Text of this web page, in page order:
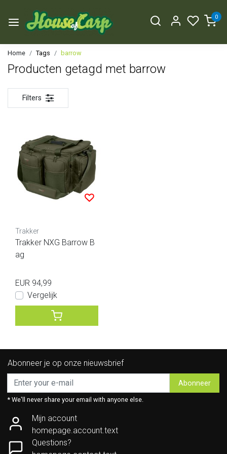
0
Home Tags barrow
Producten getagd met barrow
Filters
Trakker
Trakker NXG Barrow B
ag
EUR 94,99
Vergelijk
Abonneer je op onze nieuwsbrief
Abonneer
* We'll never share your email with anyone else.
Mijn account
homepage.account.text
Questions?